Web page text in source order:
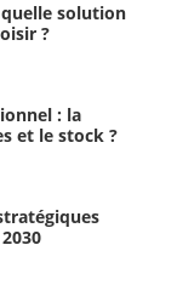
solution
?
: la
et le stock ?